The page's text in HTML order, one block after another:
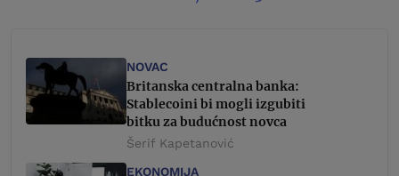
NOVAC
Britanska centralna banka:
Stablecoini bi mogli izgubiti
bitku za budućnost novca
Šerif Kapetanović
EKONOMIJA